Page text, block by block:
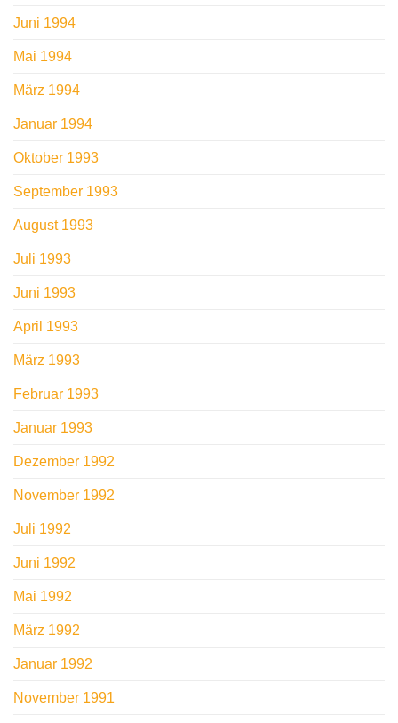
Juni 1994
Mai 1994
März 1994
Januar 1994
Oktober 1993
September 1993
August 1993
Juli 1993
Juni 1993
April 1993
März 1993
Februar 1993
Januar 1993
Dezember 1992
November 1992
Juli 1992
Juni 1992
Mai 1992
März 1992
Januar 1992
November 1991